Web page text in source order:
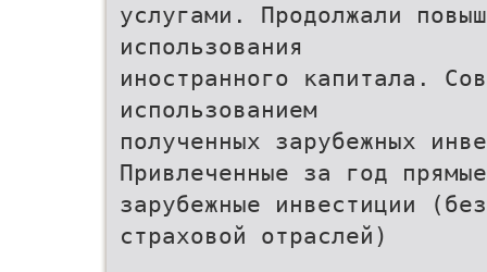
услугами. Продолжали
использования
иностранного капитала.
использованием
полученных зарубежных
Привлеченные за год прямые
зарубежные инвестиции
страховой отраслей)